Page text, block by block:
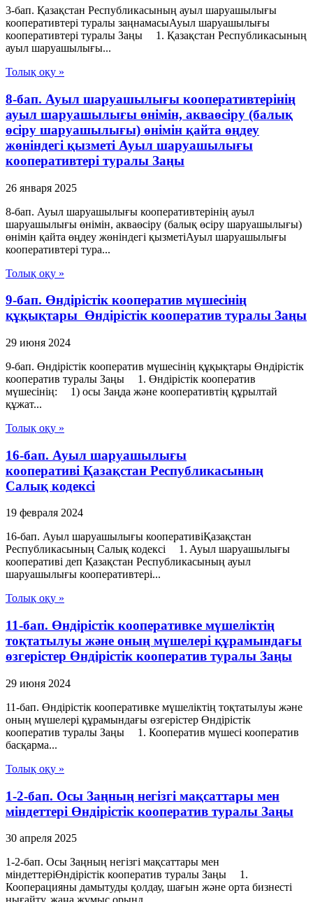
3-бап. Қазақстан Республикасының ауыл шаруашылығы
кооперативтері туралы заңнамасыАуыл шаруашылығы
кооперативтері туралы Заңы 1. Қазақстан Республикасының
ауыл шаруашылығы...
Толық оқу »
8-бап. Ауыл шаруашылығы кооперативтерінің
ауыл шаруашылығы өнімін, акваөсіру (балық
өсіру шаруашылығы) өнімін қайта өңдеу
жөніндегі қызметі Ауыл шаруашылығы
кооперативтері туралы Заңы
26 января 2025
8-бап. Ауыл шаруашылығы кооперативтерінің ауыл
шаруашылығы өнімін, акваөсіру (балық өсіру шаруашылығы)
өнімін қайта өңдеу жөніндегі қызметіАуыл шаруашылығы
кооперативтері тура...
Толық оқу »
9-бап. Өндiрiстiк кооператив мүшесiнiң
құқықтары Өндiрiстiк кооператив туралы Заңы
29 июня 2024
9-бап. Өндiрiстiк кооператив мүшесiнiң құқықтары Өндiрiстiк
кооператив туралы Заңы 1. Өндiрiстiк кооператив
мүшесiнiң: 1) осы Заңда және кооперативтiң құрылтай
құжат...
Толық оқу »
16-бап. Ауыл шаруашылығы
кооперативі Қазақстан Республикасының
Салық кодексі
19 февраля 2024
16-бап. Ауыл шаруашылығы кооперативіҚазақстан
Республикасының Салық кодексі 1. Ауыл шаруашылығы
кооперативі деп Қазақстан Республикасының ауыл
шаруашылығы кооперативтері...
Толық оқу »
11-бап. Өндiрiстiк кооперативке мүшелiктiң
тоқтатылуы және оның мүшелерi құрамындағы
өзгерiстер Өндiрiстiк кооператив туралы Заңы
29 июня 2024
11-бап. Өндiрiстiк кооперативке мүшелiктiң тоқтатылуы және
оның мүшелерi құрамындағы өзгерiстер Өндiрiстiк
кооператив туралы Заңы 1. Кооператив мүшесi кооператив
басқарма...
Толық оқу »
1-2-бап. Осы Заңның негізгі мақсаттары мен
міндеттері Өндiрiстiк кооператив туралы Заңы
30 апреля 2025
1-2-бап. Осы Заңның негізгі мақсаттары мен
міндеттеріӨндiрiстiк кооператив туралы Заңы 1.
Кооперацияны дамытуды қолдау, шағын және орта бизнесті